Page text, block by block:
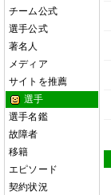
チーム公式
選手公式
著名人
メディア
サイトを推薦
選手
選手名鑑
故障者
移籍
エピソード
契約状況